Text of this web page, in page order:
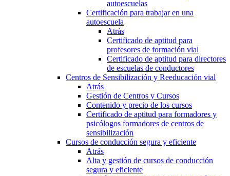
autoescuelas
Certificación para trabajar en una
autoescuela
Atrás
Certificado de aptitud para
profesores de formación vial
Certificado de aptitud para directores
de escuelas de conductores
Centros de Sensibilización y Reeducación vial
Atrás
Gestión de Centros y Cursos
Contenido y precio de los cursos
Certificado de aptitud para formadores y
psicólogos formadores de centros de
sensibilización
Cursos de conducción segura y eficiente
Atrás
Alta y gestión de cursos de conducción
segura y eficiente